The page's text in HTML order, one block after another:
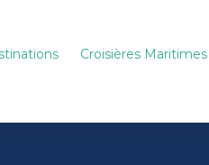
Croisières Maritimes